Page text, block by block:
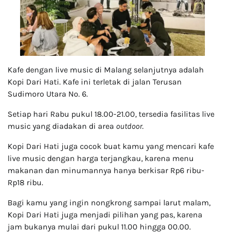
Kafe dengan live music di Malang selanjutnya adalah
Kopi Dari Hati. Kafe ini terletak di jalan Terusan
Sudimoro Utara No. 6.
Setiap hari Rabu pukul 18.00-21.00, tersedia fasilitas live
music yang diadakan di area outdoor.
Kopi Dari Hati juga cocok buat kamu yang mencari kafe
live music dengan harga terjangkau, karena menu
makanan dan minumannya hanya berkisar Rp6 ribu-
Rp18 ribu.
Bagi kamu yang ingin nongkrong sampai larut malam,
Kopi Dari Hati juga menjadi pilihan yang pas, karena
jam bukanya mulai dari pukul 11.00 hingga 00.00.